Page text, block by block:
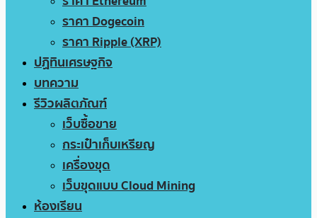
ราคา Dogecoin
ราคา Ripple (XRP)
ปฏิทินเศรษฐกิจ
บทความ
รีวิวผลิตภัณฑ์
เว็บซื้อขาย
กระเป๋าเก็บเหรียญ
เครื่องขุด
เว็บขุดแบบ Cloud Mining
ห้องเรียน